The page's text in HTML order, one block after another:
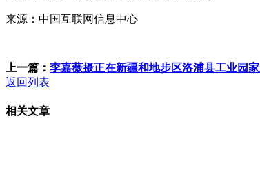
来源：中国互联网信息中心
上一篇： 李嘉薇摄正在新疆和地步区洛浦县工业园
返回列表
相关文章